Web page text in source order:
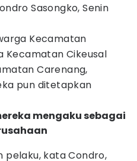
Sasongko, Senin
Kecamatan
Kecamatan Cikeusal
Carenang,
pun ditetapkan
mengaku sebagai
pelaku, kata Condro,